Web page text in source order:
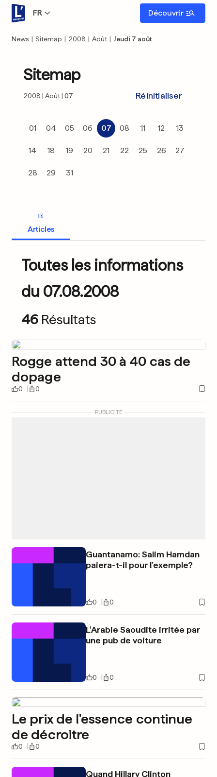
FR Découvrir
News | Sitemap | 2008 | Août | Jeudi 7 août
Sitemap
2008 Août 07 Réinitialiser
01 04 05 06 07 08 11 12 13
14 18 19 20 21 22 25 26 27
28 29 31
Articles
Toutes les informations
du 07.08.2008
46 Résultats
Rogge attend 30 à 40 cas de
dopage
0 0
Guantanamo: Salim Hamdan
paiera-t-il pour l’exemple?
0 0
L’Arabie Saoudite irritée par
une pub de voiture
0 0
PUBLICITÉ
Le prix de l'essence continue
de décroitre
0 0
Quand Hillary Clinton